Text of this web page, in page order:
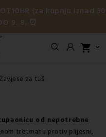
(za kupnju iznad 30
9. 8. ⏰
shopping_cart 
Zavjese za tuš
od nepotrebne
tretmanu protiv plijesni,